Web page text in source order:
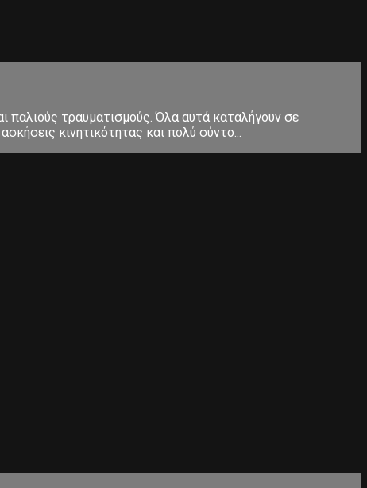
παλιούς τραυματισμούς. Όλα αυτά καταλήγουν σε
κινητικότητας και πολύ σύντο...